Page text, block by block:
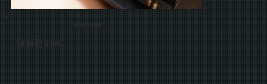
- Sound Sample -
Coming soon...